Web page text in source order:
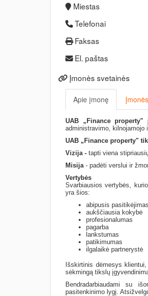
Miestas
Telefonai
Faksas
El. paštas
Įmonės svetainės
Apie įmonę
UAB „Finance property"
administravimo, kilnojamojo
UAB „Finance property"
Vizija - tapti viena
Misija- padėti verslui ir
Vertybės
Svarbiausios vertybės,
yra šios:
abipusis pasitikėjimas
aukščiausia kokybė
profesionalumas
pagarba
lankstumas
patikimumas
ilgalaikė partnerystė
Išskirtinis dėmesys
sėkmingą tikslų
Bendradarbiaudami su
pasitenkinimo lygį.